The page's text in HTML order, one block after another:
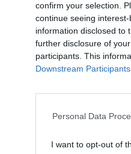
confirm your selection.
continue seeing
information disclosed to
further disclosure of
participants. This
Downstream Participants
Personal Data
I want to opt-out of